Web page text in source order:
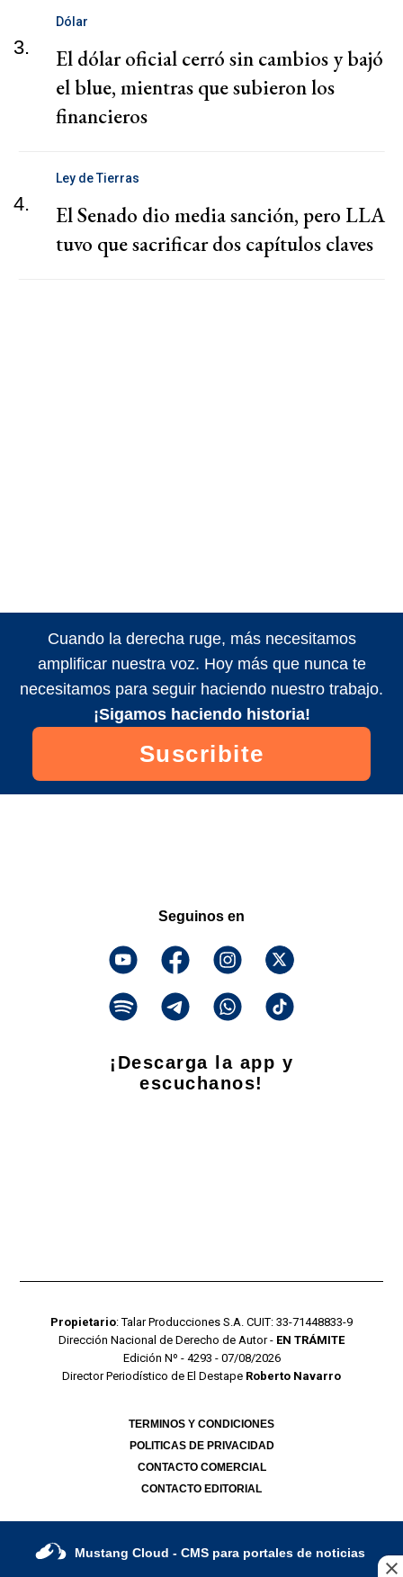
3.
Dólar
El dólar oficial cerró sin cambios y bajó
el blue, mientras que subieron los
financieros
4.
Ley de Tierras
El Senado dio media sanción, pero LLA
tuvo que sacrificar dos capítulos claves
Cuando la derecha ruge, más necesitamos
amplificar nuestra voz. Hoy más que nunca te
necesitamos para seguir haciendo nuestro trabajo.
¡Sigamos haciendo historia!
Suscribite
Seguinos en
¡Descarga la app y
escuchanos!
Propietario: Talar Producciones S.A. CUIT: 33-71448833-9
Dirección Nacional de Derecho de Autor - EN TRÁMITE
Edición Nº - 4293 - 07/08/2026
Director Periodístico de El Destape Roberto Navarro
TERMINOS Y CONDICIONES
POLITICAS DE PRIVACIDAD
CONTACTO COMERCIAL
CONTACTO EDITORIAL
Mustang Cloud - CMS para portales de noticias